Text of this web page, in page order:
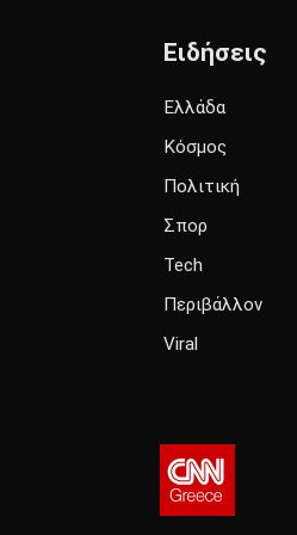
Ειδήσεις
Ελλάδα
Κόσμος
Πολιτική
Σπορ
Tech
Περιβάλλον
Viral